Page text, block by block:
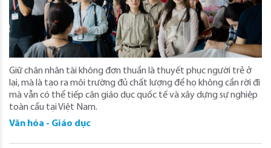
Giữ chân nhân tài không đơn thuần là thuyết phục người trẻ ở
lại, mà là tạo ra môi trường đủ chất lượng để họ không cần rời đi
mà vẫn có thể tiếp cận giáo dục quốc tế và xây dựng sự nghiệp
toàn cầu tại Việt Nam.
Văn hóa - Giáo dục